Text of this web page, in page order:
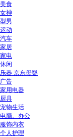
美食
女神
型男
运动
汽车
家居
家电
休闲
乐器 京东母婴
广告
家用电器
厨具
宠物生活
电脑、办公
服饰内衣
个人护理